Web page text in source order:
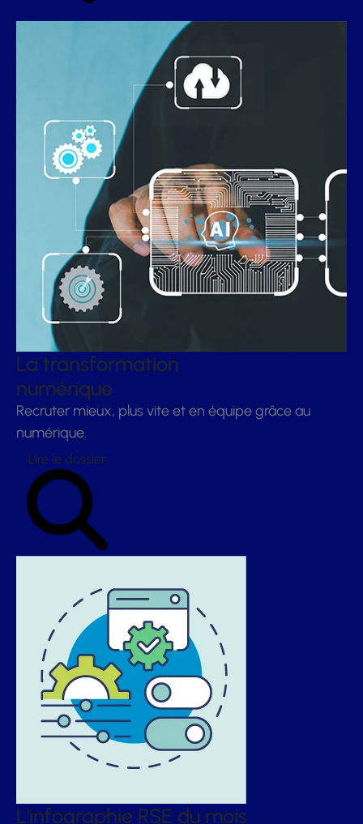
La transformation
numérique
Recruter mieux, plus vite et en équipe grâce au
numérique.
Lire le dossier
L'infographie RSE du mois